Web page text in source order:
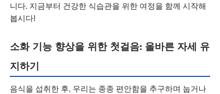
니다. 지금부터 건강한 식습관을 위한 여정을 함께 시작해
봅시다!
소화 기능 향상을 위한 첫걸음: 올바른 자세 유
지하기
음식을 섭취한 후, 우리는 종종 편안함을 추구하며 눕거나